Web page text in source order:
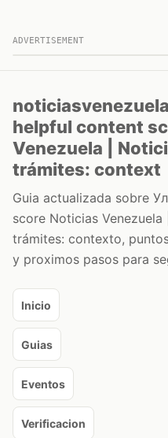
ADVERTISEMENT
helpful content
Venezuela |
trámites: context
Guia actualizada sobre
score Noticias
trámites: contexto,
y proximos pasos para
Inicio
Guias
Eventos
Verificacion